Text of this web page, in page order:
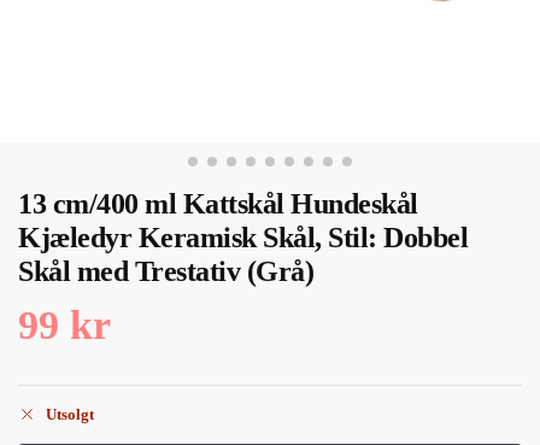
13 cm/400 ml Kattskål Hundeskål
Kjæledyr Keramisk Skål, Stil: Dobbel
Skål med Trestativ (Grå)
99 kr
Utsolgt